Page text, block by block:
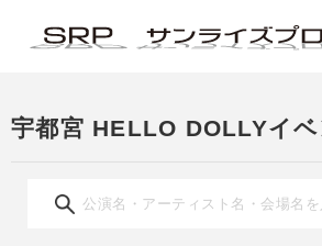
宇都宮 HELLO DOLLYイ